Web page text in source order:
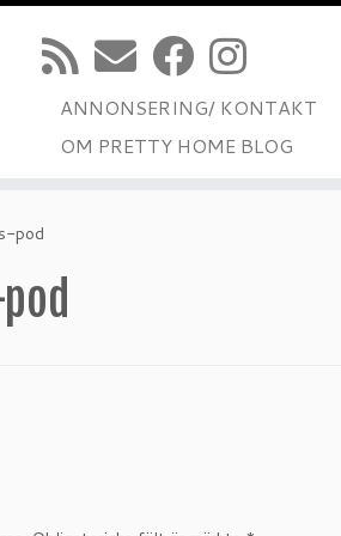
ANNONSERING/ KONTAKT
OM PRETTY HOME BLOG
pod